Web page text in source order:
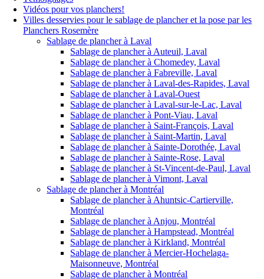
Vidéos pour vos planchers!
Villes desservies pour le sablage de plancher et la pose par les
Planchers Rosemère
Sablage de plancher à Laval
Sablage de plancher à Auteuil, Laval
Sablage de plancher à Chomedey, Laval
Sablage de plancher à Fabreville, Laval
Sablage de plancher à Laval-des-Rapides, Laval
Sablage de plancher à Laval-Ouest
Sablage de plancher à Laval-sur-le-Lac, Laval
Sablage de plancher à Pont-Viau, Laval
Sablage de plancher à Saint-François, Laval
Sablage de plancher à Saint-Martin, Laval
Sablage de plancher à Sainte-Dorothée, Laval
Sablage de plancher à Sainte-Rose, Laval
Sablage de plancher à St-Vincent-de-Paul, Laval
Sablage de plancher à Vimont, Laval
Sablage de plancher à Montréal
Sablage de plancher à Ahuntsic-Cartierville,
Montréal
Sablage de plancher à Anjou, Montréal
Sablage de plancher à Hampstead, Montréal
Sablage de plancher à Kirkland, Montréal
Sablage de plancher à Mercier-Hochelaga-
Maisonneuve, Montréal
Sablage de plancher à Montréal